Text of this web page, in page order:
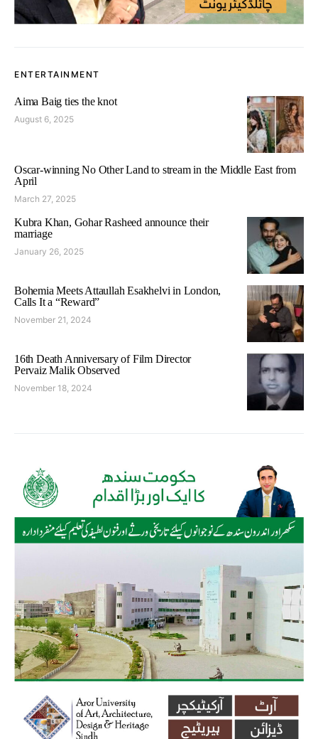
ENTERTAINMENT
Aima Baig ties the knot
August 6, 2025
Oscar-winning No Other Land to stream in the Middle East from
April
March 27, 2025
Kubra Khan, Gohar Rasheed announce their
marriage
January 26, 2025
Bohemia Meets Attaullah Esakhelvi in London,
Calls It a “Reward”
November 21, 2024
16th Death Anniversary of Film Director
Pervaiz Malik Observed
November 18, 2024